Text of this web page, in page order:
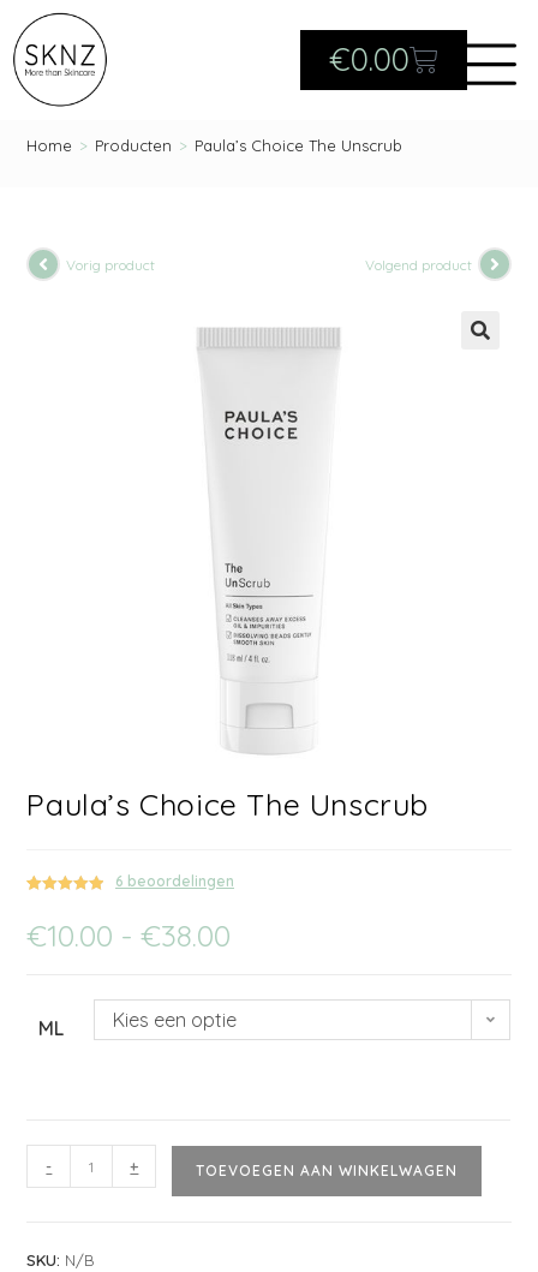
€0.00
Home > Producten > Paula’s Choice The Unscrub
Vorig product Volgend product
Paula’s Choice The Unscrub
5.00op 5
gebaseerd
6 beoordelingen
€10.00 - €38.00
ML Kies een optie
- + TOEVOEGEN AAN WINKELWAGEN
SKU: N/B